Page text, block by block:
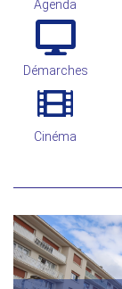
Agenda
Démarches
Cinéma